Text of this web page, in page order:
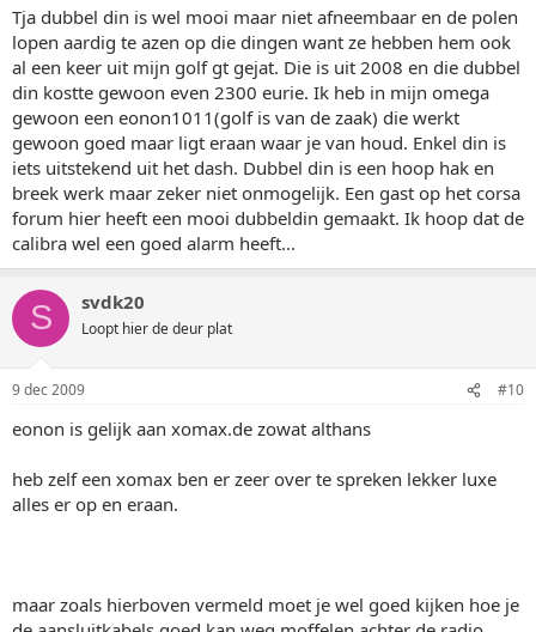
Tja dubbel din is wel mooi maar niet afneembaar en de polen
lopen aardig te azen op die dingen want ze hebben hem ook
al een keer uit mijn golf gt gejat. Die is uit 2008 en die dubbel
din kostte gewoon even 2300 eurie. Ik heb in mijn omega
gewoon een eonon1011(golf is van de zaak) die werkt
gewoon goed maar ligt eraan waar je van houd. Enkel din is
iets uitstekend uit het dash. Dubbel din is een hoop hak en
breek werk maar zeker niet onmogelijk. Een gast op het corsa
forum hier heeft een mooi dubbeldin gemaakt. Ik hoop dat de
calibra wel een goed alarm heeft...
S svdk20
Loopt hier de deur plat
9 dec 2009 #10
eonon is gelijk aan xomax.de zowat althans
heb zelf een xomax ben er zeer over te spreken lekker luxe
alles er op en eraan.
maar zoals hierboven vermeld moet je wel goed kijken hoe je